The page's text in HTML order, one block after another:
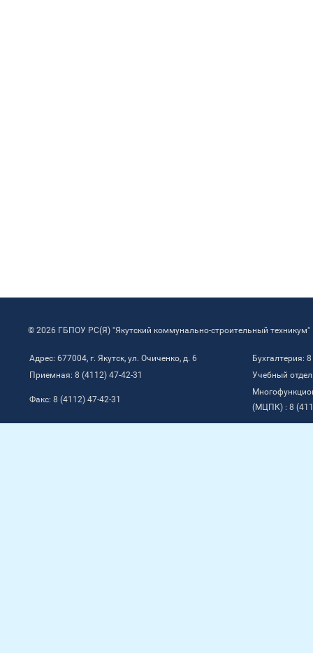
© 2026 ГБПОУ РС(Я) "Якутский коммунально-строительный техникум"
Адрес: 677004, г. Якутск, ул. Очиченко, д. 6
Бухгалтерия:
Приемная: 8 (4112) 47-42-31
Учебный
Факс: 8 (4112) 47-42-31
(МЦПК) : 8